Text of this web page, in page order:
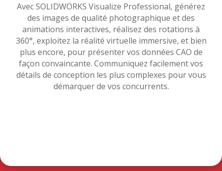
Avec SOLIDWORKS Visualize Professional, générez
des images de qualité photographique et des
animations interactives, réalisez des rotations à
360°, exploitez la réalité virtuelle immersive, et bien
plus encore, pour présenter vos données CAO de
façon convaincante. Communiquez facilement vos
détails de conception les plus complexes pour vous
démarquer de vos concurrents.